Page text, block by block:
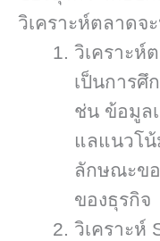
วิเคราะห์ตลาดจ
วิเคราะห์
เป็นการศึ
ช่น ข้อมูล
แลแนวโน้
ลักษณะข
ของธุรกิจ
วิเคราะห์